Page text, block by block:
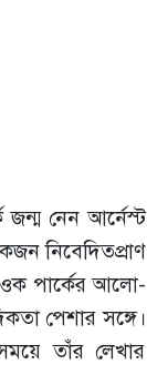
জন্ম নেন আর্নেস্ট
নিবেদিতপ্রাণ
ওক পার্কের আলো-
পেশার সঙ্গে।
তাঁর লেখার